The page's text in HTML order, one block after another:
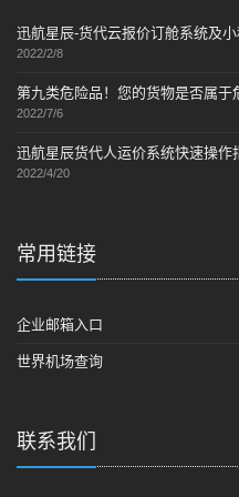
迅航星辰-货代云报价订舱系统及
2022/2/8
第九类危险品！您的货物是否属于
2022/7/6
迅航星辰货代人运价系统快速操作
2022/4/20
常用链接
企业邮箱入口
世界机场查询
联系我们